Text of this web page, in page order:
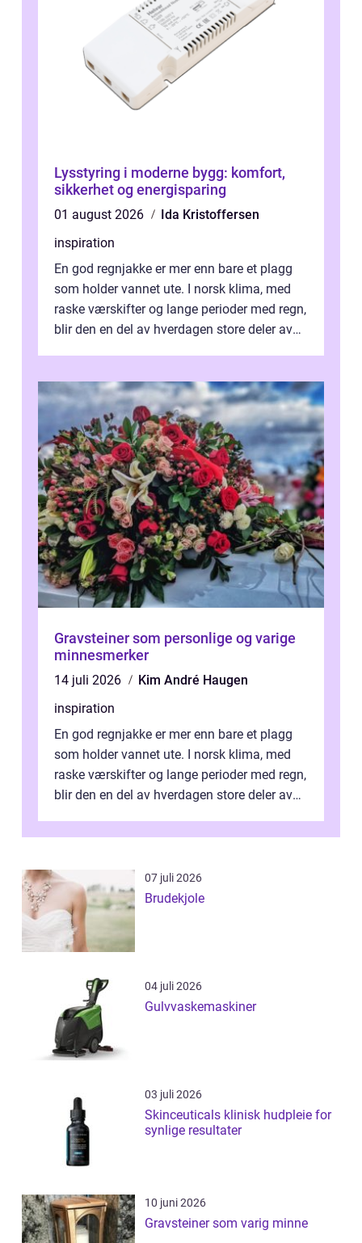
Lysstyring i moderne bygg: komfort,
sikkerhet og energisparing
01 august 2026
Ida Kristoffersen
inspiration
En god regnjakke er mer enn bare et plagg
som holder vannet ute. I norsk klima, med
raske værskifter og lange perioder med regn,
blir den en del av hverdagen store deler av
Gravsteiner som personlige og varige
minnesmerker
14 juli 2026
Kim André Haugen
inspiration
En god regnjakke er mer enn bare et plagg
som holder vannet ute. I norsk klima, med
raske værskifter og lange perioder med regn,
blir den en del av hverdagen store deler av
07 juli 2026
Brudekjole
04 juli 2026
Gulvvaskemaskiner
03 juli 2026
Skinceuticals klinisk hudpleie for
synlige resultater
10 juni 2026
Gravsteiner som varig minne